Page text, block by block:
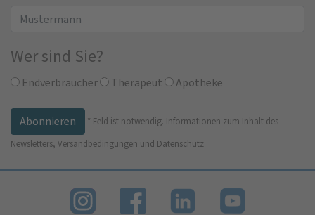
Wer sind Sie?
Endverbraucher Therapeut Apotheke
* Feld ist notwendig. Informationen zum Inhalt des
Newsletters, Versandbedingungen und Datenschutz